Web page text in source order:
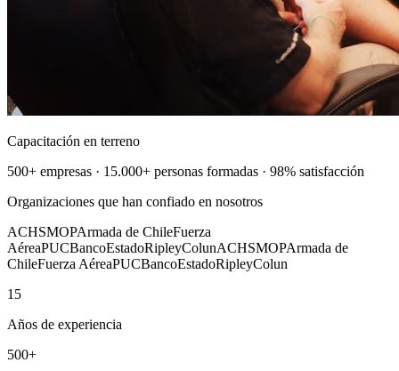
Capacitación en terreno
500+ empresas · 15.000+ personas formadas · 98% satisfacción
Organizaciones que han confiado en nosotros
ACHSMOPArmada de ChileFuerza
AéreaPUCBancoEstadoRipleyColunACHSMOPArmada de
ChileFuerza AéreaPUCBancoEstadoRipleyColun
15
Años de experiencia
500+